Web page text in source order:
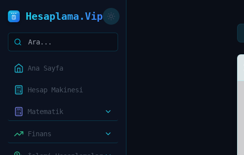
Hesaplama.Vip
Ana Sayfa
Hesap Makinesi
Matematik
Finans